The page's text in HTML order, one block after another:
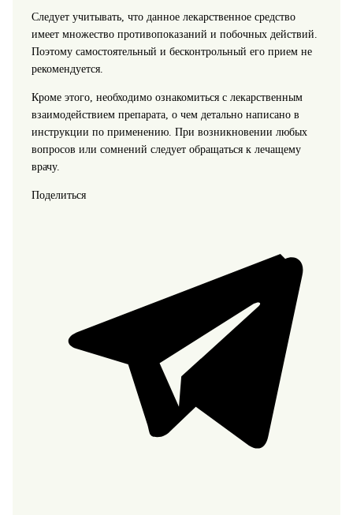
Следует учитывать, что данное лекарственное средство
имеет множество противопоказаний и побочных действий.
Поэтому самостоятельный и бесконтрольный его прием не
рекомендуется.
Кроме этого, необходимо ознакомиться с лекарственным
взаимодействием препарата, о чем детально написано в
инструкции по применению. При возникновении любых
вопросов или сомнений следует обращаться к лечащему
врачу.
Поделиться